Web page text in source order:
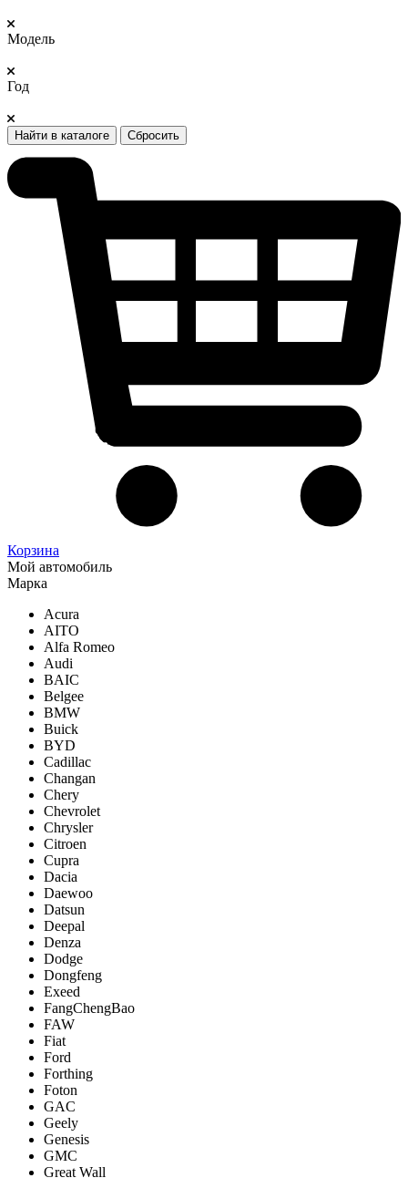
Модель
Год
Найти в каталоге Сбросить
Корзина
Мой автомобиль
Марка
Acura
AITO
Alfa Romeo
Audi
BAIC
Belgee
BMW
Buick
BYD
Cadillac
Changan
Chery
Chevrolet
Chrysler
Citroen
Cupra
Dacia
Daewoo
Datsun
Deepal
Denza
Dodge
Dongfeng
Exeed
FangChengBao
FAW
Fiat
Ford
Forthing
Foton
GAC
Geely
Genesis
GMC
Great Wall